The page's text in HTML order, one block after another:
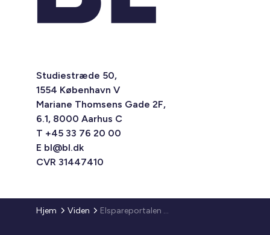
Studiestræde 50,
1554 København V
Mariane Thomsens Gade 2F,
6.1, 8000 Aarhus C
T +45 33 76 20 00
E bl@bl.dk
CVR 31447410
Hjem Viden Elspareportalen er åbnet